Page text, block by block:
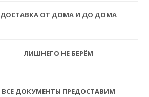
ДОСТАВКА ОТ ДОМА И ДО ДОМА
ЛИШНЕГО НЕ БЕРЁМ
ВСЕ ДОКУМЕНТЫ ПРЕДОСТАВИМ